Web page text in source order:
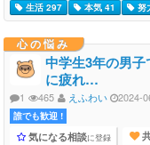
生活 297
本気 41 努
心の悩み
中学生3年の男
に疲れ…
1 465 えふわい 2024-
誰でも歓迎 !
気になる相談に登録